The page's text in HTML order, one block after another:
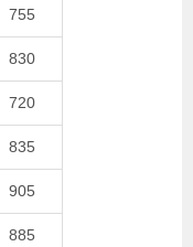
755
830
720
835
905
885